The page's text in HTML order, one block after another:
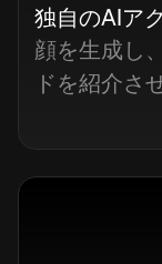
独自のAIア
顔を生成し
ドを紹介さ